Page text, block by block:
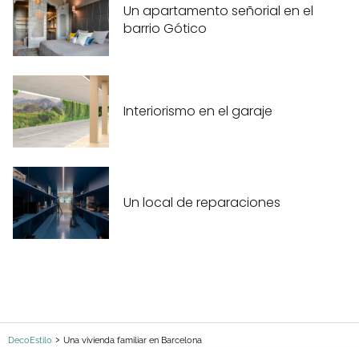
Un apartamento señorial en el
barrio Gótico
Interiorismo en el garaje
Un local de reparaciones
DecoEstilo Una vivienda familiar en Barcelona